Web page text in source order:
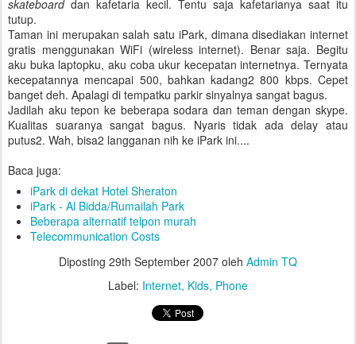
skateboard dan kafetaria kecil. Tentu saja kafetarianya saat itu
tutup.
Taman ini merupakan salah satu iPark, dimana disediakan internet
gratis menggunakan WiFi (wireless internet). Benar saja. Begitu
aku buka laptopku, aku coba ukur kecepatan internetnya. Ternyata
kecepatannya mencapai 500, bahkan kadang2 800 kbps. Cepet
banget deh. Apalagi di tempatku parkir sinyalnya sangat bagus.
Jadilah aku tepon ke beberapa sodara dan teman dengan skype.
Kualitas suaranya sangat bagus. Nyaris tidak ada delay atau
putus2. Wah, bisa2 langganan nih ke iPark ini....
Baca juga:
iPark di dekat Hotel Sheraton
iPark - Al Bidda/Rumailah Park
Beberapa alternatif telpon murah
Telecommunication Costs
Diposting 29th September 2007 oleh Admin TQ
Label: Internet Kids Phone